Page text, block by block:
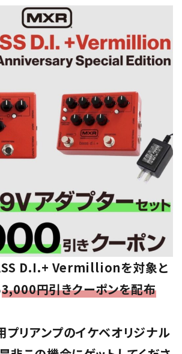
D.I.+ Vermillionを対象と
3,000円引きクーポンを配布
プリアンプのイケベオリジナル